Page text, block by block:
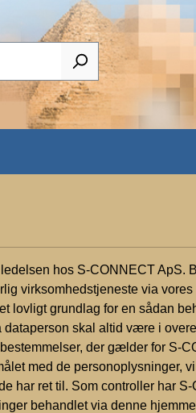
hos S-CONNECT ApS.
virksomhedstjeneste via
lovligt grundlag for en sådan
skal altid være i
der gælder for S-
med de personoplysninger,
har ret til. Som controller har
behandlet via denne